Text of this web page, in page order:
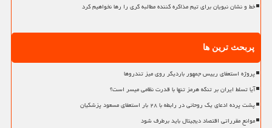
خط و نشان نبویان برای تیم مذاکره کننده مطالبه گری را رها نخواهیم کرد
پربحث ترین ها
پروژه استعفای رییس جمهور باردیگر روی میز تندروها
آیا تسلط ایران بر تنگه هرمز تنها با قدرت نظامی میسر است؟
پشت پرده ادعای یک روحانی در رابطه با ۲۸ بار استعفای مسعود پزشکیان
موانع مقرراتی اقتصاد دیجیتال باید برطرف شود